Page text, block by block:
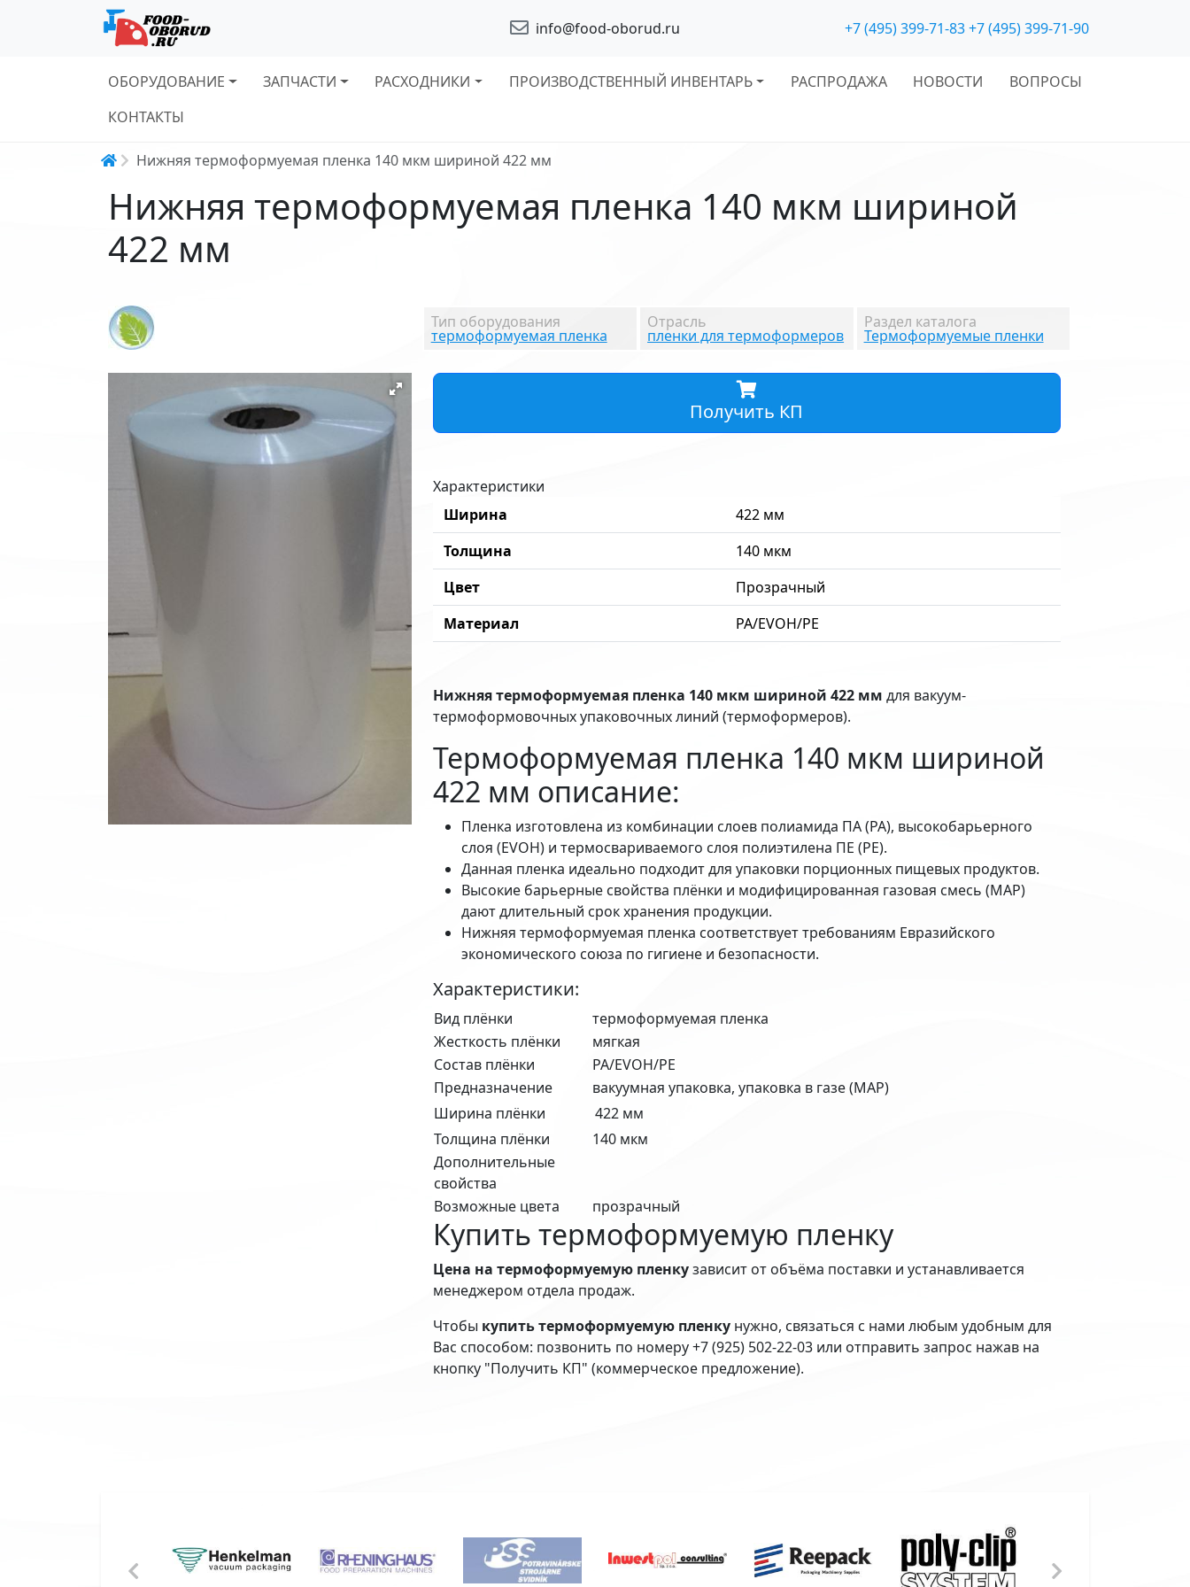
info@food-oborud.ru +7 (495) 399-71-83+7 (495) 399-71-90
Основная навигация
ОБОРУДОВАНИЕ ЗАПЧАСТИ РАСХОДНИКИ ПРОИЗВОДСТВЕННЫЙ ИНВЕНТАРЬ РАСПРОДАЖА НОВОСТИ
ВОПРОСЫ
КОНТАКТЫ
Строка навигации
Нижняя термоформуемая пленка 140 мкм шириной 422 мм
Нижняя термоформуемая пленка 140 мкм шириной
422 мм
Тип оборудования
термоформуемая пленка
Отрасль
пленки для термоформеров
Раздел каталога
Термоформуемые пленки
Получить КП
Характеристики
Ширина
422 мм
Толщина
140 мкм
Цвет
Прозрачный
Материал
PA/EVOH/PE
Нижняя термоформуемая пленка 140 мкм шириной 422 мм для вакуум-
термоформовочных упаковочных линий (термоформеров).
Термоформуемая пленка 140 мкм шириной
422 мм описание:
Пленка изготовлена из комбинации слоев полиамида ПА (PA), высокобарьерного
слоя (EVOH) и термосвариваемого слоя полиэтилена ПЕ (РЕ).
Данная пленка идеально подходит для упаковки порционных пищевых продуктов.
Высокие барьерные свойства плёнки и модифицированная газовая смесь (MAP)
дают длительный срок хранения продукции.
Нижняя термоформуемая пленка соответствует требованиям Евразийского
экономического союза по гигиене и безопасности.
Характеристики:
Вид плёнки
термоформуемая пленка
Жесткость плёнки
мягкая
Состав плёнки
PA/EVOH/PE
Предназначение
вакуумная упаковка, упаковка в газе (MAP)
Ширина плёнки
422 мм
Толщина плёнки
140 мкм
Дополнительные
свойства
Возможные цвета
прозрачный
Купить термоформуемую пленку
Цена на термоформуемую пленкузависит от объёма поставки и устанавливается
менеджером отдела продаж.
Чтобы купить термоформуемую пленкунужно, связаться с нами любым удобным для
Вас способом: позвонить по номеру +7 (925) 502-22-03 или отправить запрос нажав на
кнопку "Получить КП" (коммерческое предложение).